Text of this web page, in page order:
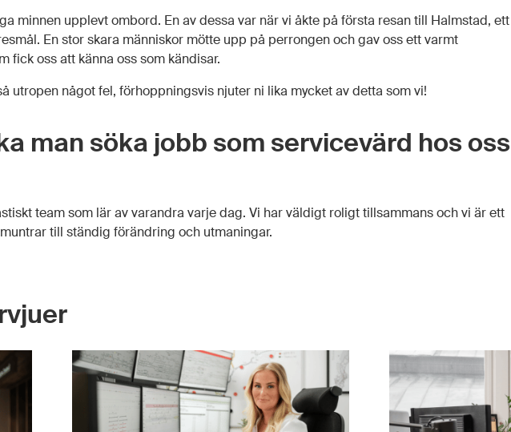
minnen upplevt ombord. En av dessa var när vi åkte på första resan till Halmstad, ett
En stor skara människor mötte upp på perrongen och gav oss ett varmt
fick oss att känna oss som kändisar.
utropen något fel, förhoppningsvis njuter ni lika mycket av detta som vi!
man söka jobb som servicevärd hos oss
team som lär av varandra varje dag. Vi har väldigt roligt tillsammans och vi är ett
till ständig förändring och utmaningar.